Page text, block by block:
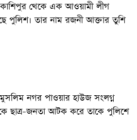
কাশিপুর থেকে এক আওয়ামী লীগ
পুলিশ। তার নাম রজনী আক্তার তুশি
মুসলিম নগর পাওয়ার হাউজ সংলগ্ন
ছাত্র-জনতা আটক করে তাকে পুলিশে